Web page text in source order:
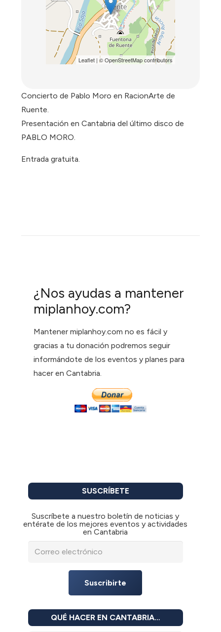
Leaflet| ©OpenStreetMapcontributors
Concierto de Pablo Moro en RacionArte de
Ruente.
Presentación en Cantabria del último disco de
PABLO MORO.
Entrada gratuita.
¿Nos ayudas a mantener
miplanhoy.com?
Mantener miplanhoy.com no es fácil y
gracias a tu donación podremos seguir
informándote de los eventos y planes para
hacer en Cantabria.
SUSCRÍBETE
Suscríbete a nuestro boletín de noticias y
entérate de los mejores eventos y actividades
en Cantabria
Suscribirte
QUÉ HACER EN CANTABRIA…